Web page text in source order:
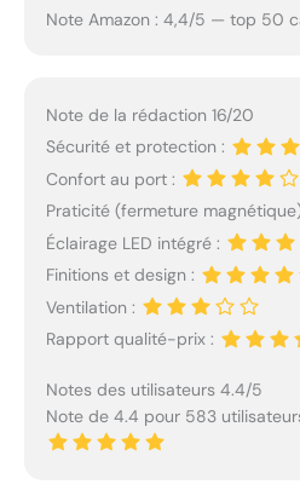
Note Amazon : 4,4/5 — top 50
Note de la rédaction 16/20
Sécurité et protection :
Confort au port :
Praticité (fermeture
Éclairage LED intégré :
Finitions et design :
Ventilation :
Rapport qualité-prix :
Notes des utilisateurs 4.4/5
Note de 4.4 pour 583